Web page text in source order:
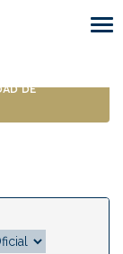
de